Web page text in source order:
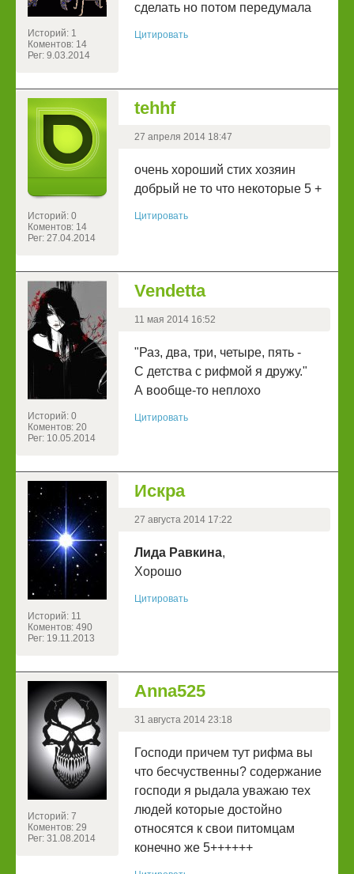
Историй: 1
Коментов: 14
Рег: 9.03.2014
сделать но потом передумала
Цитировать
Историй: 0
Коментов: 14
Рег: 27.04.2014
tehhf
27 апреля 2014 18:47
очень хороший стих хозяин
добрый не то что некоторые 5 +
Цитировать
Историй: 0
Коментов: 20
Рег: 10.05.2014
Vendetta
11 мая 2014 16:52
"Раз, два, три, четыре, пять -
С детства с рифмой я дружу."
А вообще-то неплохо
Цитировать
Историй: 11
Коментов: 490
Рег: 19.11.2013
Искра
27 августа 2014 17:22
Лида Равкина,
Хорошо
Цитировать
Историй: 7
Коментов: 29
Рег: 31.08.2014
Anna525
31 августа 2014 23:18
Господи причем тут рифма вы
что бесчуственны? содержание
господи я рыдала уважаю тех
людей которые достойно
относятся к свои питомцам
конечно же 5++++++